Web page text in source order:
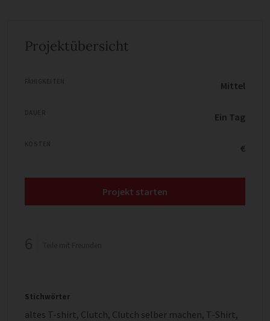
Projektübersicht
Mittel
Ein Tag
€
Projekt starten
Stichwörter
altes T-shirt, Clutch, Clutch selber machen, T-Shirt,